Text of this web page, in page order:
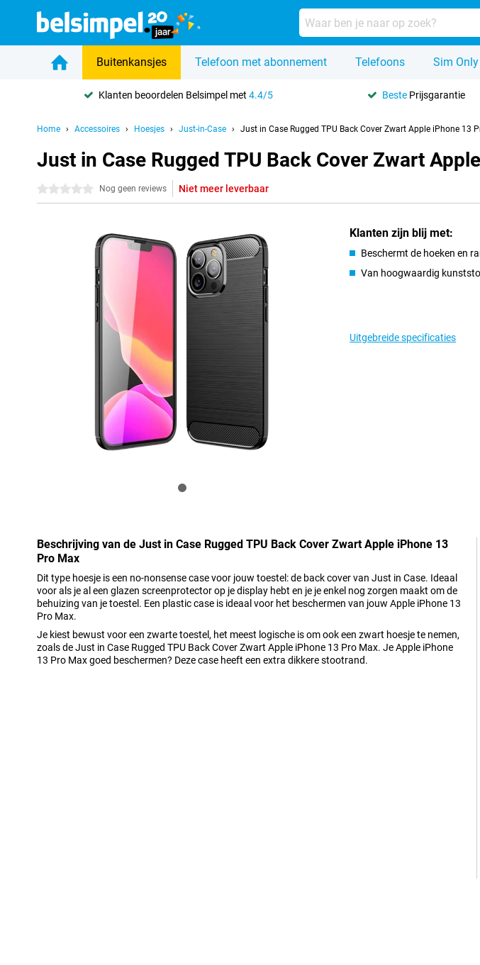
Buitenkansjes Telefoon met abonnement Telefoons Sim Only
Klanten beoordelen Belsimpel met4.4/5 Beste Prijsgarantie
Home Accessoires Hoesjes Just-in-Case Just in Case Rugged TPU Back Cover Zwart Apple iPhone 13
Just in Case Rugged TPU Back Cover Zwart
0 sterren Nog geen reviews Niet meer leverbaar
Klanten zijn blij met:
Beschermt de hoeken en
Van hoogwaardig
Uitgebreide specificaties
Beschrijving van de Just in Case Rugged TPU Back Cover Zwart Apple iPhone 13
Pro Max
Dit type hoesje is een no-nonsense case voor jouw toestel: de back cover van Just in Case. Ideaal
voor als je al een glazen screenprotector op je display hebt en je je enkel nog zorgen maakt om de
behuizing van je toestel. Een plastic case is ideaal voor het beschermen van jouw Apple iPhone 13
Pro Max.
Je kiest bewust voor een zwarte toestel, het meest logische is om ook een zwart hoesje te nemen,
zoals de Just in Case Rugged TPU Back Cover Zwart Apple iPhone 13 Pro Max. Je Apple iPhone
13 Pro Max goed beschermen? Deze case heeft een extra dikkere stootrand.